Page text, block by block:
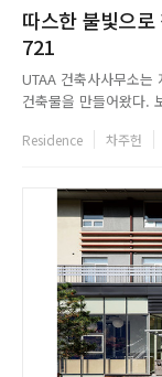
따스한 불빛으
721
UTAA 건축사사무소는
건축물을 만들어왔다.
최대한 솔직하고 명쾌
Residence 차주헌